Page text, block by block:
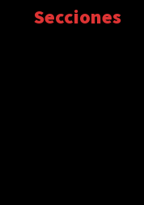
Secciones